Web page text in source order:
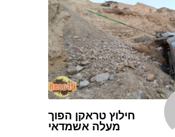
חילוץ טראקן הפוך
מעלה אשמדאי